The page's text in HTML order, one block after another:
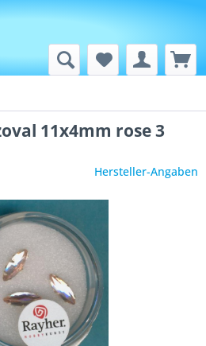
11x4mm rose 3
Hersteller-Angaben